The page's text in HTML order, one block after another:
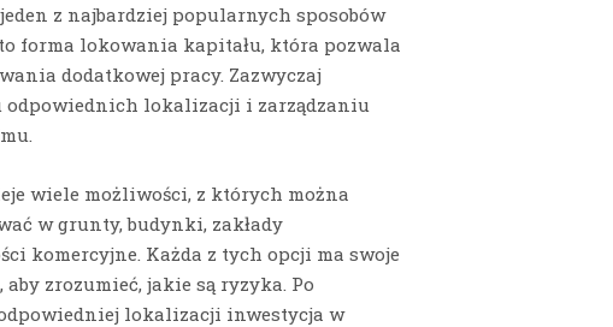
z najbardziej popularnych sposobów
forma lokowania kapitału, która pozwala
dodatkowej pracy. Zazwyczaj
lokalizacji i zarządzaniu
wiele możliwości, z których można
w grunty, budynki, zakłady
komercyjne. Każda z tych opcji ma swoje
zrozumieć, jakie są ryzyka. Po
lokalizacji inwestycja w